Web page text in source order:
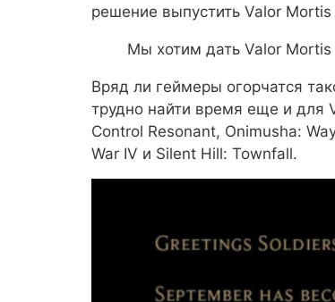
решение выпустить Valor
Мы хотим дать Valor
Вряд ли геймеры огорчатся
трудно найти время еще и для
Control Resonant, Onimusha:
War IV и Silent Hill: Townfall.